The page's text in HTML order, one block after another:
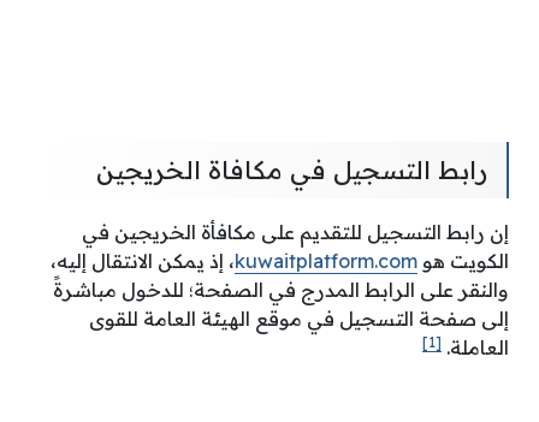
رابط التسجيل في مكافاة الخريجين
إن رابط التسجيل للتقديم على مكافأة الخريجين في
الكويت هو kuwaitplatform.com، إذ يمكن الانتقال إليه،
والنقر على الرابط المدرج في الصفحة؛ للدخول مباشرةً
إلى صفحة التسجيل في موقع الهيئة العامة للقوى
العاملة. [1]